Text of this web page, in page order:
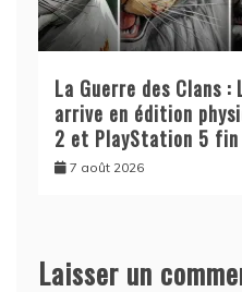
La Guerre des Clans
arrive en édition
2 et PlayStation 5
7 août 2026
Laisser un